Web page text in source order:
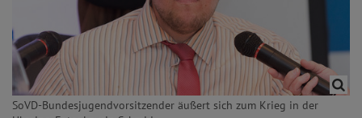
SoVD-Bundesjugendvorsitzender äußert sich zum Krieg in der